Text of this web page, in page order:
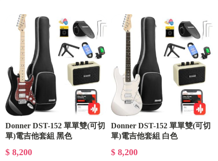
Donner DST-152 單單雙(可切
單)電吉他套組 黑色
$ 8,200
Donner DST-152 單單雙(可切
單)電吉他套組 白色
$ 8,200